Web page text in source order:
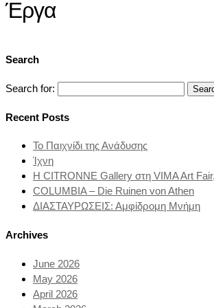
Έργα
Search
Search for:
Recent Posts
Το Παιχνίδι της Ανάδυσης
Ίχνη
Η CITRONNE Gallery στη VIMA Art
COLUMBIA – Die Ruinen von Athen
ΔΙΑΣΤΑΥΡΩΣΕΙΣ: Αμφίδρομη Μνήμη
Archives
June 2026
May 2026
April 2026